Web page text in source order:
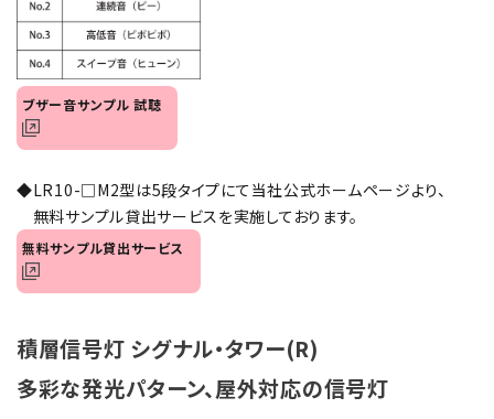
散光式警光灯
オプション
製品選定の仕方
ガイドライン
パトライトカタログ
ブザー音サンプル 試聴
◆LR10-□M2型は5段タイプにて当社公式ホームページより、
無料サンプル貸出サービスを実施しております。
無料サンプル貸出サービス
積層信号灯 シグナル・タワー(R)
多彩な発光パターン、屋外対応の信号灯